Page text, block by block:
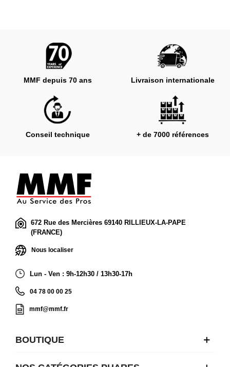
MMF depuis 70 ans Livraison internationale
Conseil technique + de 7000 références
672 Rue des Mercières 69140 RILLIEUX-LA-PAPE
(FRANCE)
Nous localiser
Lun - Ven : 9h-12h30 / 13h30-17h
04 78 00 00 25
mmf@mmf.fr
BOUTIQUE